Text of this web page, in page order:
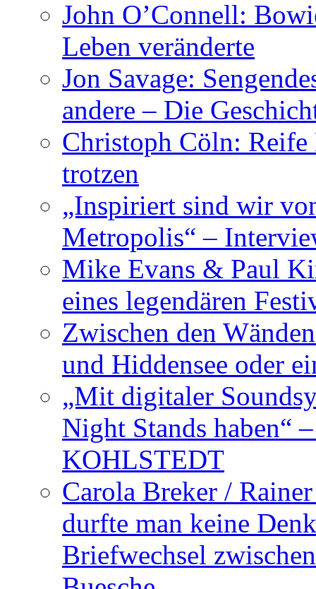
John O’Connell:
Leben veränderte
Jon Savage:
andere – Die
Christoph Cöln:
trotzen
„Inspiriert sind wir
Metropolis“ –
Mike Evans & Paul
eines legendären
Zwischen den
und Hiddensee oder
„Mit digitaler
Night Stands haben“
KOHLSTEDT
Carola Breker /
durfte man keine
Briefwechsel